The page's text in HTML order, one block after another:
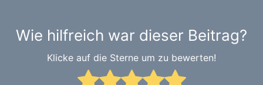
Wie hilfreich war dieser Beitrag?
Klicke auf die Sterne um zu bewerten!